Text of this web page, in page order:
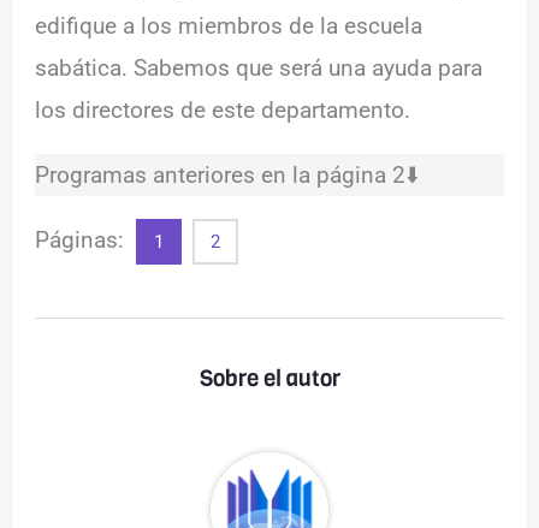
edifique a los miembros de la escuela
sabática. Sabemos que será una ayuda para
los directores de este departamento.
Programas anteriores en la página 2⬇️
Páginas: 1 2
Sobre el autor